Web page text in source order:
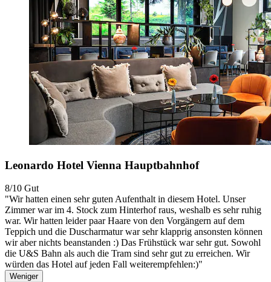
Leonardo Hotel Vienna Hauptbahnhof
8/10 Gut
"Wir hatten einen sehr guten Aufenthalt in diesem Hotel. Unser
Zimmer war im 4. Stock zum Hinterhof raus, weshalb es sehr ruhig
war. Wir hatten leider paar Haare von den Vorgängern auf dem
Teppich und die Duscharmatur war sehr klapprig ansonsten können
wir aber nichts beanstanden :) Das Frühstück war sehr gut. Sowohl
die U&S Bahn als auch die Tram sind sehr gut zu erreichen. Wir
würden das Hotel auf jeden Fall weiterempfehlen:)"
Weniger